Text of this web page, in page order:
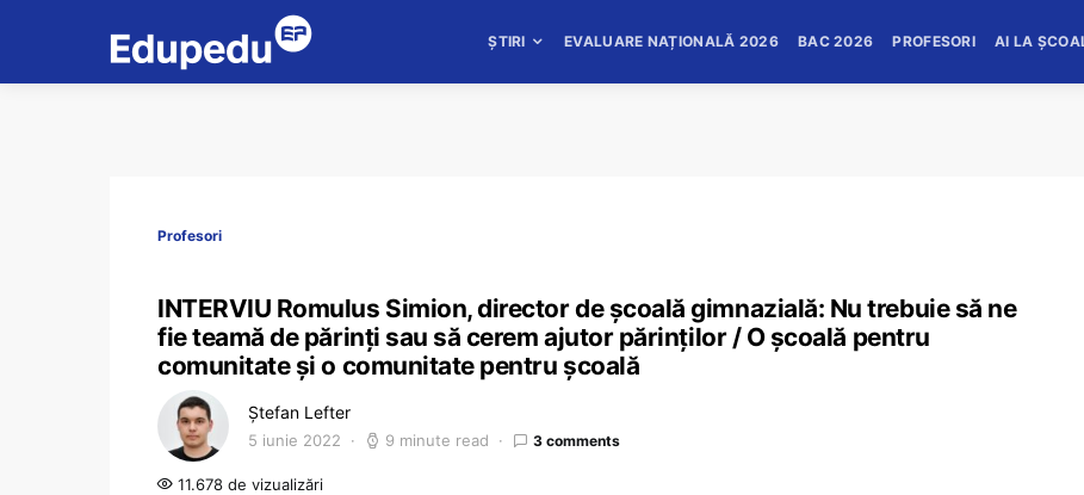
ȘTIRI EVALUARE NAȚIONALĂ 2026 BAC 2026 PROFESORI AI LA
Profesori
INTERVIU Romulus Simion, director de școală gimnazială: Nu trebuie să ne
fie teamă de părinți sau să cerem ajutor părinților / O școală pentru
comunitate și o comunitate pentru școală
Ștefan Lefter
5 iunie 2022 9 minute read 3 comments
11.678 de vizualizări